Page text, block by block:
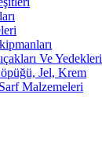
Ve Yedekleri
Jel, Krem
Malzemeleri